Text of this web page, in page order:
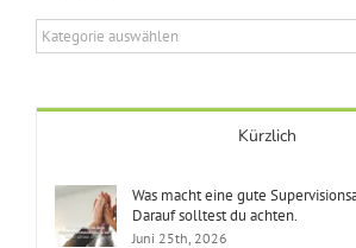
Themenbereiche
Kürzlich
Was macht eine gute
Darauf solltest du achten.
Juni 25th, 2026